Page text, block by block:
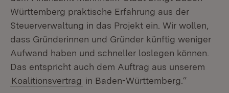
Württemberg praktische Erfahrung aus der
Steuerverwaltung in das Projekt ein. Wir wollen,
dass Gründerinnen und Gründer künftig weniger
Aufwand haben und schneller loslegen können.
Das entspricht auch dem Auftrag aus unserem
Koalitionsvertrag in Baden-Württemberg.“